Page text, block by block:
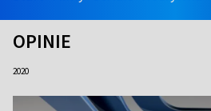
OPINIE
2020